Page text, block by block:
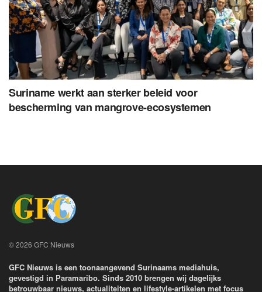
Suriname werkt aan sterker beleid voor
bescherming van mangrove-ecosystemen
© 2026 GFC Nieuws
GFC Nieuws is een toonaangevend Surinaams mediahuis,
gevestigd in Paramaribo. Sinds 2010 brengen wij dagelijks
betrouwbaar nieuws, actualiteiten en lifestyle-artikelen met focus